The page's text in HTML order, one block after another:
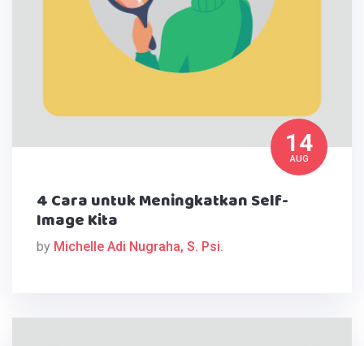
14
AUG
4 Cara untuk Meningkatkan Self-
Image Kita
by Michelle Adi Nugraha, S. Psi.